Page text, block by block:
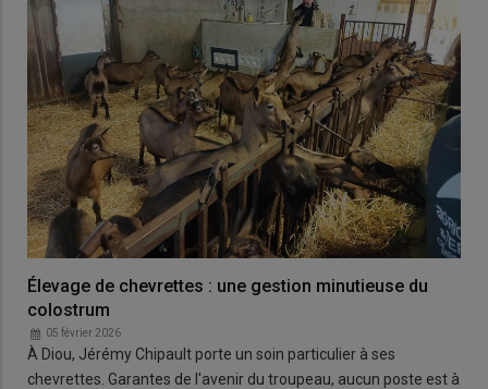
Élevage de chevrettes : une gestion minutieuse du
colostrum
05 février 2026
À Diou, Jérémy Chipault porte un soin particulier à ses
chevrettes. Garantes de l'avenir du troupeau, aucun poste est à